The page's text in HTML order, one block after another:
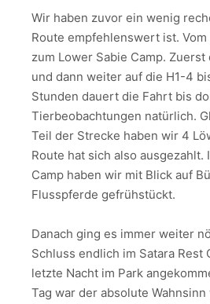
Wir haben zuvor ein wenig
Route empfehlenswert ist. Vom
zum Lower Sabie Camp. Zuerst
und dann weiter auf die H1-4
Stunden dauert die Fahrt bis
Tierbeobachtungen natürlich.
Teil der Strecke haben wir 4
Route hat sich also ausgezahlt.
Camp haben wir mit Blick auf
Flusspferde gefrühstückt.
Danach ging es immer weiter
Schluss endlich im Satara Rest
letzte Nacht im Park
Tag war der absolute